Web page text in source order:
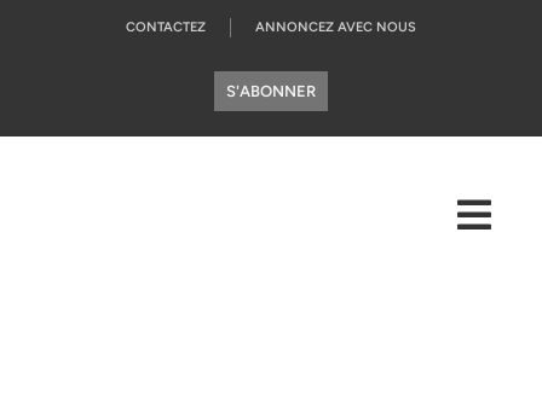
CONTACTEZ ANNONCEZ AVEC NOUS
S'ABONNER